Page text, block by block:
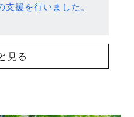
援を行いました。
見る